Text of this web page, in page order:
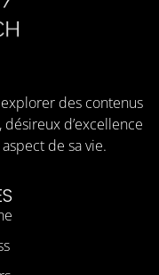
des contenus
désireux d’excellence
de sa vie.